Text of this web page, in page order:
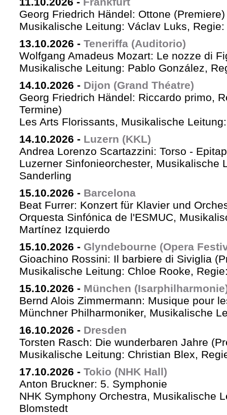
Georg Friedrich Händel: Ottone (Premiere)
Musikalische Leitung: Václav Luks,
13.10.2026 - Teneriffa (Auditorio)
Wolfgang Amadeus Mozart: Le nozze di
Musikalische Leitung: Pablo González,
14.10.2026 - Dijon (Grand Théatre)
Georg Friedrich Händel: Riccardo primo,
Termine)
Les Arts Florissants, Musikalische
14.10.2026 - Luzern (KKL)
Andrea Lorenzo Scartazzini: Torso -
Luzerner Sinfonieorchester, Musikalische
Sanderling
15.10.2026 - Barcelona
Beat Furrer: Konzert für Klavier und
Orquesta Sinfónica de l'ESMUC,
Martínez Izquierdo
15.10.2026 - Glyndebourne (Opera
Gioachino Rossini: Il barbiere di Siviglia
Musikalische Leitung: Chloe Rooke,
15.10.2026 - München
Bernd Alois Zimmermann: Musique pour
Münchner Philharmoniker, Musikalische
16.10.2026 - Dresden
Torsten Rasch: Die wunderbaren Jahre
Musikalische Leitung: Christian Blex,
17.10.2026 - Tokio (NHK Hall)
Anton Bruckner: 5. Symphonie
NHK Symphony Orchestra, Musikalische
Blomstedt